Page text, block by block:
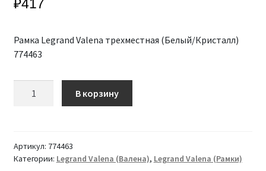
₽417
Рамка Legrand Valena трехместная (Белый/Кристалл)
774463
трехместная
(Белый/
В корзину
Артикул: 774463
Категории: Legrand Valena (Валена), Legrand Valena (Рамки)